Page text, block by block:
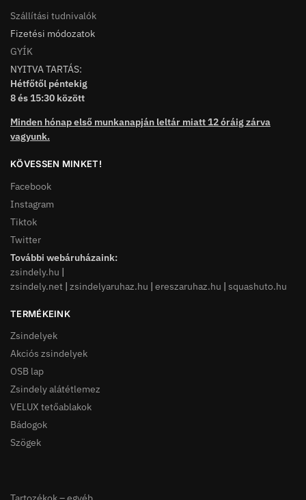
Szállítási tudnivalók
Fizetési módozatok
GYÍK
NYITVA TARTÁS:
Hétfőtől péntekig
8 és 15:30 között
Minden hónap első munkanapján leltár miatt 12 óráig zárva
vagyunk.
KÖVESSEN MINKET!
Facebook
Instagram
Tiktok
Twitter
További webáruházaink:
zsindely.hu |
zsindely.net | zsindelyaruhaz.hu | ereszaruhaz.hu | squashuto.hu
TERMÉKEINK
Zsindelyek
Akciós zsindelyek
OSB lap
Zsindely alátétlemez
VELUX tetőablakok
Bádogok
Szögek